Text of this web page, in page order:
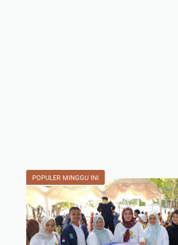
POPULER MINGGU INI